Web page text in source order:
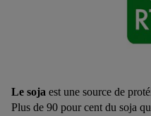
Le soja est une source de
Plus de 90 pour cent du soja